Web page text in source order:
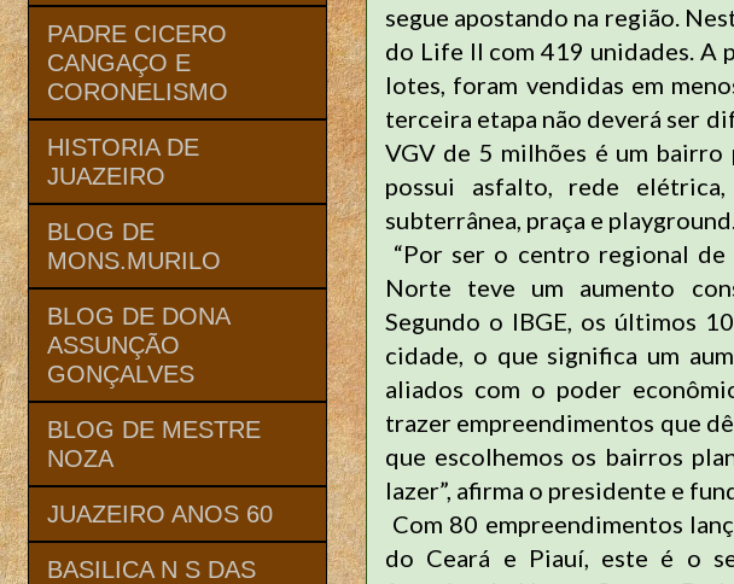
segue apostando na região.
do Life II com 419 unidades. A
lotes, foram vendidas em
terceira etapa não deverá ser
VGV de 5 milhões é um bairro
possui asfalto, rede elétrica,
subterrânea, praça e playground.
“Por ser o centro regional de
Norte teve um aumento
Segundo o IBGE, os últimos
cidade, o que significa um
aliados com o poder
trazer empreendimentos que
que escolhemos os bairros
lazer”, afirma o presidente e
Com 80 empreendimentos
do Ceará e Piauí, este é o
PADRE CICERO
CANGAÇO E
CORONELISMO
HISTORIA DE
JUAZEIRO
BLOG DE
MONS.MURILO
BLOG DE DONA
ASSUNÇÃO
GONÇALVES
BLOG DE MESTRE
NOZA
JUAZEIRO ANOS 60
BASILICA N S DAS